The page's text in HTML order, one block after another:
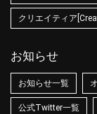
クリエイティア
お知らせ
お知らせ一覧
公式Twitter一覧